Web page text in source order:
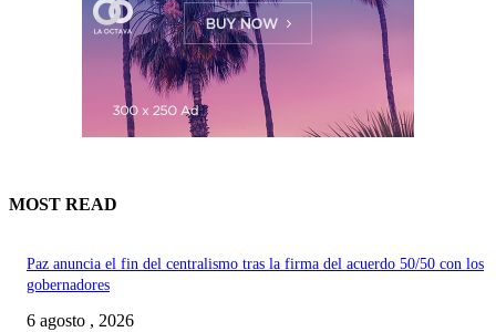
MOST READ
Paz anuncia el fin del centralismo tras la firma del acuerdo 50/50 con los
gobernadores
6 agosto , 2026